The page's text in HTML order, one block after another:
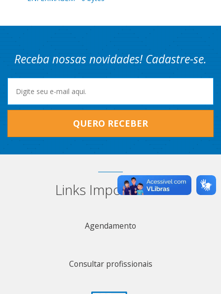
Receba nossas novidades! Cadastre-se.
QUERO RECEBER
Links Importantes
Agendamento
Consultar profissionais